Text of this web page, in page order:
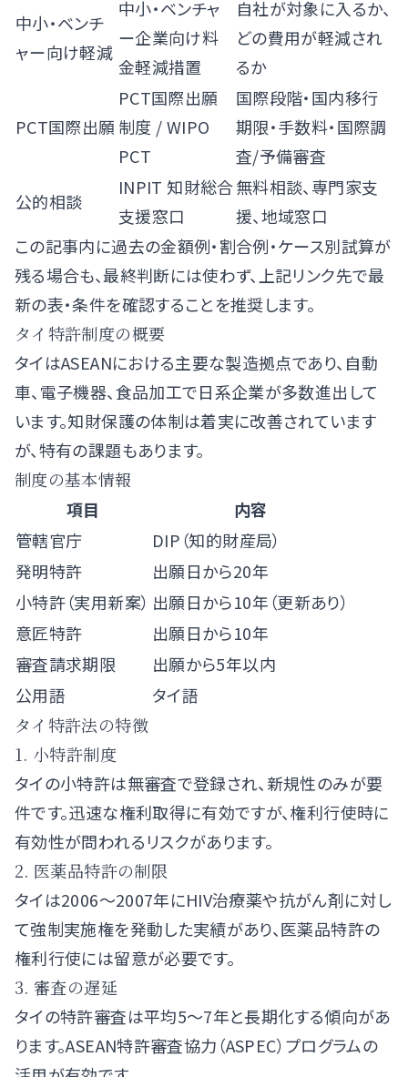
中小・ベンチ
ャー向け軽減
中小・ベンチャ
ー企業向け料
金軽減措置
自社が対象に入るか、
どの費用が軽減され
るか
PCT国際出願
PCT国際出願
制度 /WIPO
PCT
国際段階・国内移行
期限・手数料・国際調
査/予備審査
公的相談
INPIT 知財総合
支援窓口
無料相談、専門家支
援、地域窓口
この記事内に過去の金額例・割合例・ケース別試算が
残る場合も、最終判断には使わず、上記リンク先で最
新の表・条件を確認することを推奨します。
タイ特許制度の概要
タイはASEANにおける主要な製造拠点であり、自動
車、電子機器、食品加工で日系企業が多数進出して
います。知財保護の体制は着実に改善されています
が、特有の課題もあります。
制度の基本情報
項目
内容
管轄官庁
DIP（知的財産局）
発明特許
出願日から20年
小特許（実用新案） 出願日から10年（更新あり）
意匠特許
出願日から10年
審査請求期限
出願から5年以内
公用語
タイ語
タイ特許法の特徴
1. 小特許制度
タイの小特許は無審査で登録され、新規性のみが要
件です。迅速な権利取得に有効ですが、権利行使時に
有効性が問われるリスクがあります。
2. 医薬品特許の制限
タイは2006〜2007年にHIV治療薬や抗がん剤に対し
て強制実施権を発動した実績があり、医薬品特許の
権利行使には留意が必要です。
3. 審査の遅延
タイの特許審査は平均5〜7年と長期化する傾向があ
ります。ASEAN特許審査協力（ASPEC）プログラムの